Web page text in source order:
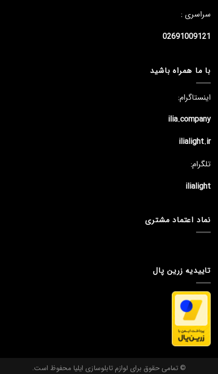
سراسری :
02691009121
با ما همراه باشید
اینستاگرام:
ilia.company
ilialight.ir
تلگرام:
ilialight
نماد اعتماد مشتری
تاییدیه زرین پال
© تمامی حقوق برای لوازم تابلوسازی ایلیا محفوظ است.